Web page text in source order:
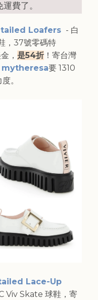
費了。
Loafers - 白
，37號零碼特
， 是54折 ！寄台灣
mytheresa要 1310
。
Lace-Up
Viv Skate 球鞋，寄